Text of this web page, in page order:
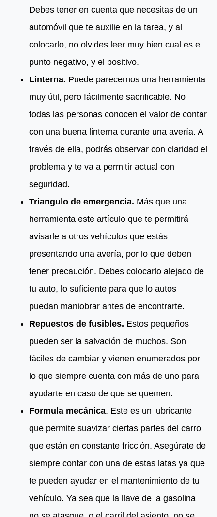
Debes tener en cuenta que necesitas de un
automóvil que te auxilie en la tarea, y al
colocarlo, no olvides leer muy bien cual es el
punto negativo, y el positivo.
Linterna. Puede parecernos una herramienta
muy útil, pero fácilmente sacrificable. No
todas las personas conocen el valor de contar
con una buena linterna durante una avería. A
través de ella, podrás observar con claridad el
problema y te va a permitir actual con
seguridad.
Triangulo de emergencia. Más que una
herramienta este artículo que te permitirá
avisarle a otros vehículos que estás
presentando una avería, por lo que deben
tener precaución. Debes colocarlo alejado de
tu auto, lo suficiente para que lo autos
puedan maniobrar antes de encontrarte.
Repuestos de fusibles. Estos pequeños
pueden ser la salvación de muchos. Son
fáciles de cambiar y vienen enumerados por
lo que siempre cuenta con más de uno para
ayudarte en caso de que se quemen.
Formula mecánica. Este es un lubricante
que permite suavizar ciertas partes del carro
que están en constante fricción. Asegúrate de
siempre contar con una de estas latas ya que
te pueden ayudar en el mantenimiento de tu
vehículo. Ya sea que la llave de la gasolina